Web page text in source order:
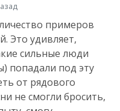
примеров
Это удивляет,
сильные люди
попадали под эту
от рядового
не смогли бросить,